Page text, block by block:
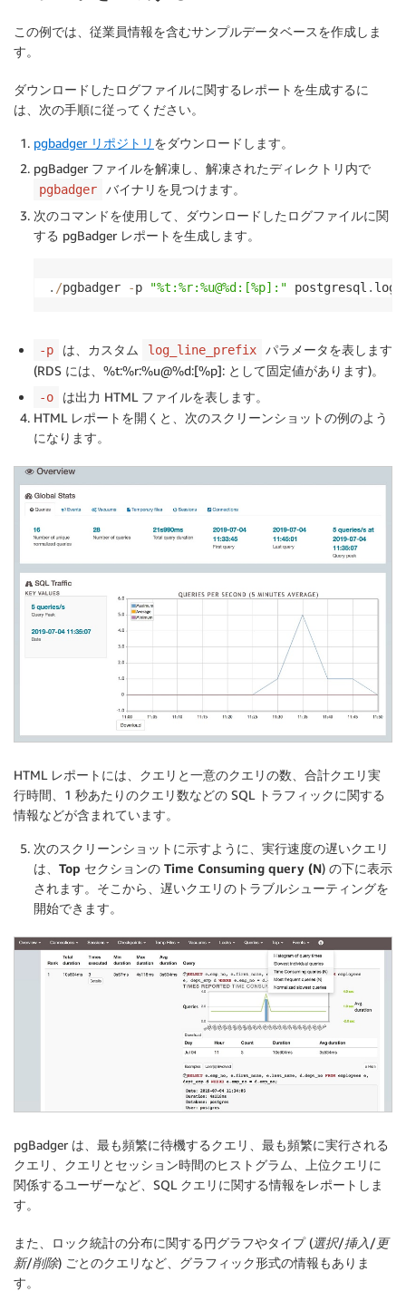
この例では、従業員情報を含むサンプルデータベースを作成しま
す。
ダウンロードしたログファイルに関するレポートを生成するに
は、次の手順に従ってください。
pgbadger リポジトリ をダウンロードします。
pgBadger ファイルを解凍し、解凍されたディレクトリ内で
pgbadger
バイナリを見つけます。
次のコマンドを使用して、ダウンロードしたログファイルに関
する pgBadger レポートを生成します。
. /pgbadger -p "%t:%r:%u@%d:[%p]:" postgresql . log
-p は、カスタム log_line_prefix
パラメータを表します
(RDS には、%t:%r:%u@%d:[%p]: として固定値があります)。
-o
は出力 HTML ファイルを表します。
HTML レポートを開くと、次のスクリーンショットの例のよう
になります。
HTML レポートには、クエリと一意のクエリの数、合計クエリ実
行時間、1 秒あたりのクエリ数などの SQL トラフィックに関する
情報などが含まれています。
次のスクリーンショットに示すように、実行速度の遅いクエリ
は、 Top セクションの Time Consuming query (N) の下に表示
されます。そこから、遅いクエリのトラブルシューティングを
開始できます。
pgBadger は、最も頻繁に待機するクエリ、最も頻繁に実行される
クエリ、クエリとセッション時間のヒストグラム、上位クエリに
関係するユーザーなど、SQL クエリに関する情報をレポートしま
す。
また、ロック統計の分布に関する円グラフやタイプ (選択/挿入 /更
新/削除) ごとのクエリなど、グラフィック形式の情報もありま
す。